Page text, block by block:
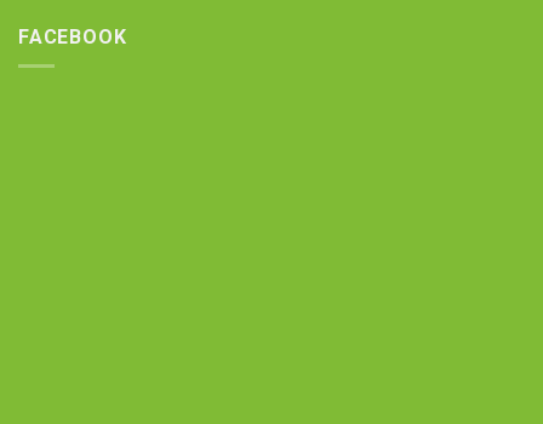
FACEBOOK